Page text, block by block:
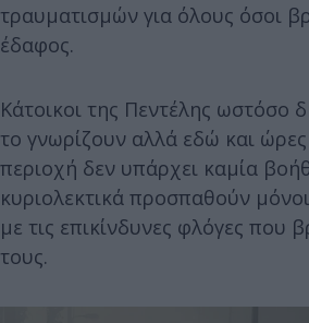
τραυματισμών για όλους όσοι
έδαφος.
Κάτοικοι της Πεντέλης ωστόσο
το γνωρίζουν αλλά εδώ και
περιοχή δεν υπάρχει καμία
κυριολεκτικά προσπαθούν
με τις επικίνδυνες φλόγες που
τους.